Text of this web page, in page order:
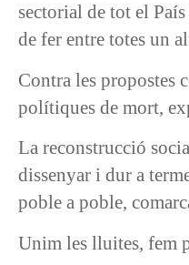
sectorial de tot el
de fer entre totes un
Contra les propostes
polítiques de mort,
La reconstrucció
dissenyar i dur a
poble a poble,
Unim les lluites, fem